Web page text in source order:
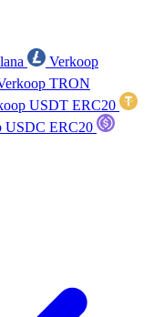
Verkoop
TRON
USDT ERC20
USDC ERC20